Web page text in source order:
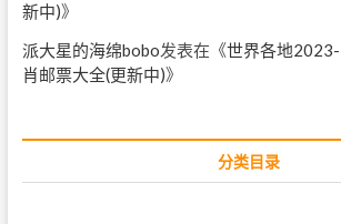
新中)》
派大星的海绵bobo发表在《世界各地
肖邮票大全(更新中)》
分类目录